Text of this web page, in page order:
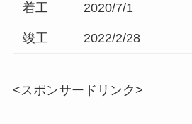
着工 2020/7/1
竣工 2022/2/28
<スポンサードリンク>